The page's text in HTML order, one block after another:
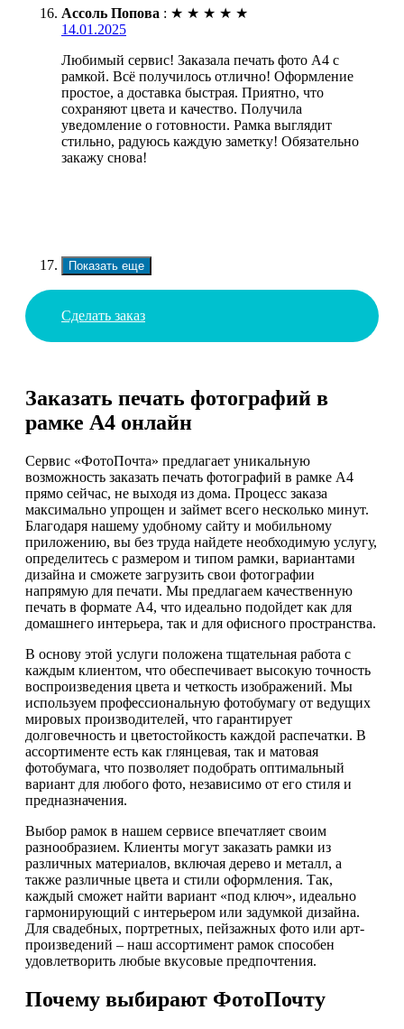
Ассоль Попова : ★ ★ ★ ★ ★
14.01.2025
Любимый сервис! Заказала печать фото А4 с
рамкой. Всё получилось отлично! Оформление
простое, а доставка быстрая. Приятно, что
сохраняют цвета и качество. Получила
уведомление о готовности. Рамка выглядит
стильно, радуюсь каждую заметку! Обязательно
закажу снова!
Показать еще
Сделать заказ
Заказать печать фотографий в
рамке А4 онлайн
Сервис «ФотоПочта» предлагает уникальную
возможность заказать печать фотографий в рамке А4
прямо сейчас, не выходя из дома. Процесс заказа
максимально упрощен и займет всего несколько минут.
Благодаря нашему удобному сайту и мобильному
приложению, вы без труда найдете необходимую услугу,
определитесь с размером и типом рамки, вариантами
дизайна и сможете загрузить свои фотографии
напрямую для печати. Мы предлагаем качественную
печать в формате А4, что идеально подойдет как для
домашнего интерьера, так и для офисного пространства.
В основу этой услуги положена тщательная работа с
каждым клиентом, что обеспечивает высокую точность
воспроизведения цвета и четкость изображений. Мы
используем профессиональную фотобумагу от ведущих
мировых производителей, что гарантирует
долговечность и цветостойкость каждой распечатки. В
ассортименте есть как глянцевая, так и матовая
фотобумага, что позволяет подобрать оптимальный
вариант для любого фото, независимо от его стиля и
предназначения.
Выбор рамок в нашем сервисе впечатляет своим
разнообразием. Клиенты могут заказать рамки из
различных материалов, включая дерево и металл, а
также различные цвета и стили оформления. Так,
каждый сможет найти вариант «под ключ», идеально
гармонирующий с интерьером или задумкой дизайна.
Для свадебных, портретных, пейзажных фото или арт-
произведений – наш ассортимент рамок способен
удовлетворить любые вкусовые предпочтения.
Почему выбирают ФотоПочту